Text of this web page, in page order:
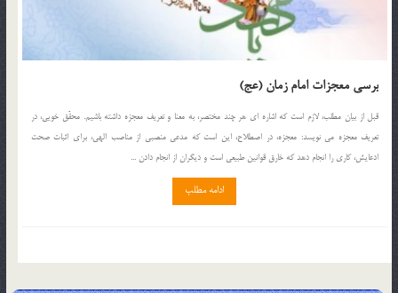
برسی معجزات امام زمان (عج)
قبل از بيان مطلب، لازم است كه اشاره اى هر چند مختصر، به معنا و تعريف معجزه داشته باشيم. محقّق خويى، در
تعريف معجزه مى نويسد: معجزه، در اصطلاح، اين است كه مدعى منصبى از مناصب الهى، براى اثبات صحت
ادعايش، كارى را انجام دهد كه خارق قوانين طبيعى است و ديگران از انجام دادن ...
ادامه مطلب